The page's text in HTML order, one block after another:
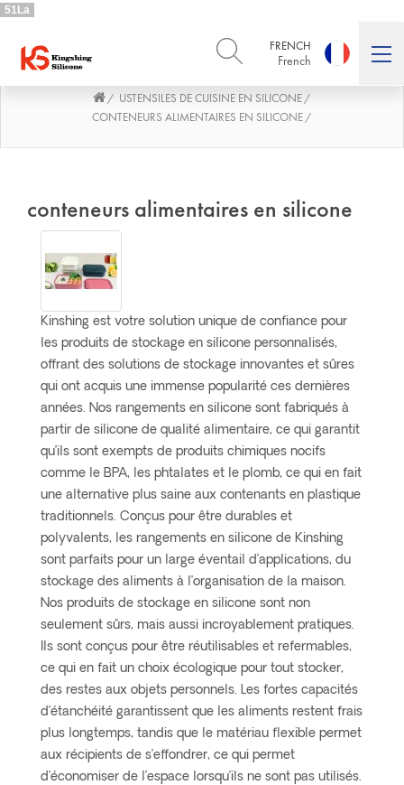
51La
FRENCH
French
ENGLISH
English
DEUTSCH
Deutsch
French Italiano
/ USTENSILES DE CUISINE EN SILICONE /
CONTENEURS ALIMENTAIRES EN SILICONE /
conteneurs alimentaires en silicone
Kinshing est votre solution unique de confiance pour
les produits de stockage en silicone personnalisés,
offrant des solutions de stockage innovantes et sûres
qui ont acquis une immense popularité ces dernières
années. Nos rangements en silicone sont fabriqués à
partir de silicone de qualité alimentaire, ce qui garantit
qu’ils sont exempts de produits chimiques nocifs
comme le BPA, les phtalates et le plomb, ce qui en fait
une alternative plus saine aux contenants en plastique
traditionnels. Conçus pour être durables et
polyvalents, les rangements en silicone de Kinshing
sont parfaits pour un large éventail d’applications, du
stockage des aliments à l’organisation de la maison.
Nos produits de stockage en silicone sont non
seulement sûrs, mais aussi incroyablement pratiques.
Ils sont conçus pour être réutilisables et refermables,
ce qui en fait un choix écologique pour tout stocker,
des restes aux objets personnels. Les fortes capacités
d’étanchéité garantissent que les aliments restent frais
plus longtemps, tandis que le matériau flexible permet
aux récipients de s’effondrer, ce qui permet
d’économiser de l’espace lorsqu’ils ne sont pas utilisés.